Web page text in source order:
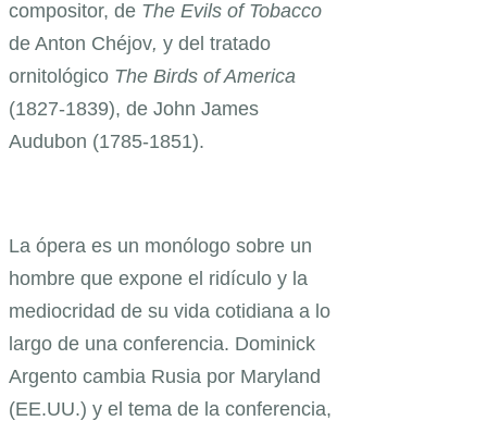
compositor, de The Evils of Tobacco
de Anton Chéjov, y del tratado
ornitológico The Birds of America
(1827-1839), de John James
Audubon (1785-1851).
La ópera es un monólogo sobre un
hombre que expone el ridículo y la
mediocridad de su vida cotidiana a lo
largo de una conferencia. Dominick
Argento cambia Rusia por Maryland
(EE.UU.) y el tema de la conferencia,